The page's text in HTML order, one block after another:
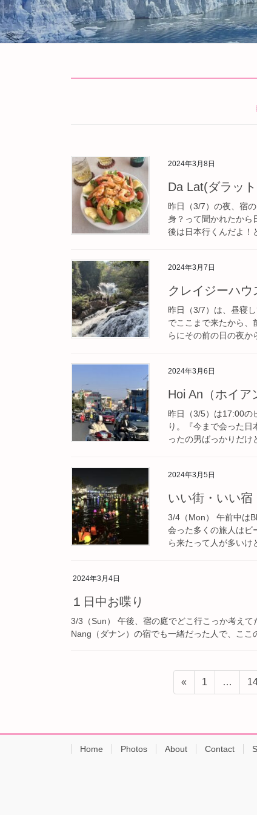
2024年3月8日
Da Lat(ダラッ
昨日（3/7）の夜、宿
身？って聞かれたから
後は日本行くんだよ
2024年3月7日
クレイジーハウ
昨日（3/7）は、昼寝
でここまで来たから、
らにその前の日の夜
2024年3月6日
Hoi An（ホイア
昨日（3/5）は17:00の
り。『今まで会った
ったの男ばっかりだ
2024年3月5日
いい街・いい宿
3/4（Mon） 午前中は
会った多くの旅人はビ
ら来たって人が多い
2024年3月4日
１日中お喋り
3/3（Sun） 午後、宿の庭でどこ行こっか考え
Nang（ダナン）の宿でも一緒だった人で、こ
ペ
ー
«
固
定
ジ
1 …
固
定
ジ
Home Photos About Contact